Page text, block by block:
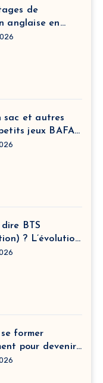
de
anglaise en
adulte
sac et autres
jeux BAFA
sans matériel
BTS
? L’évolution
l’acronyme
former
pour devenir
avec